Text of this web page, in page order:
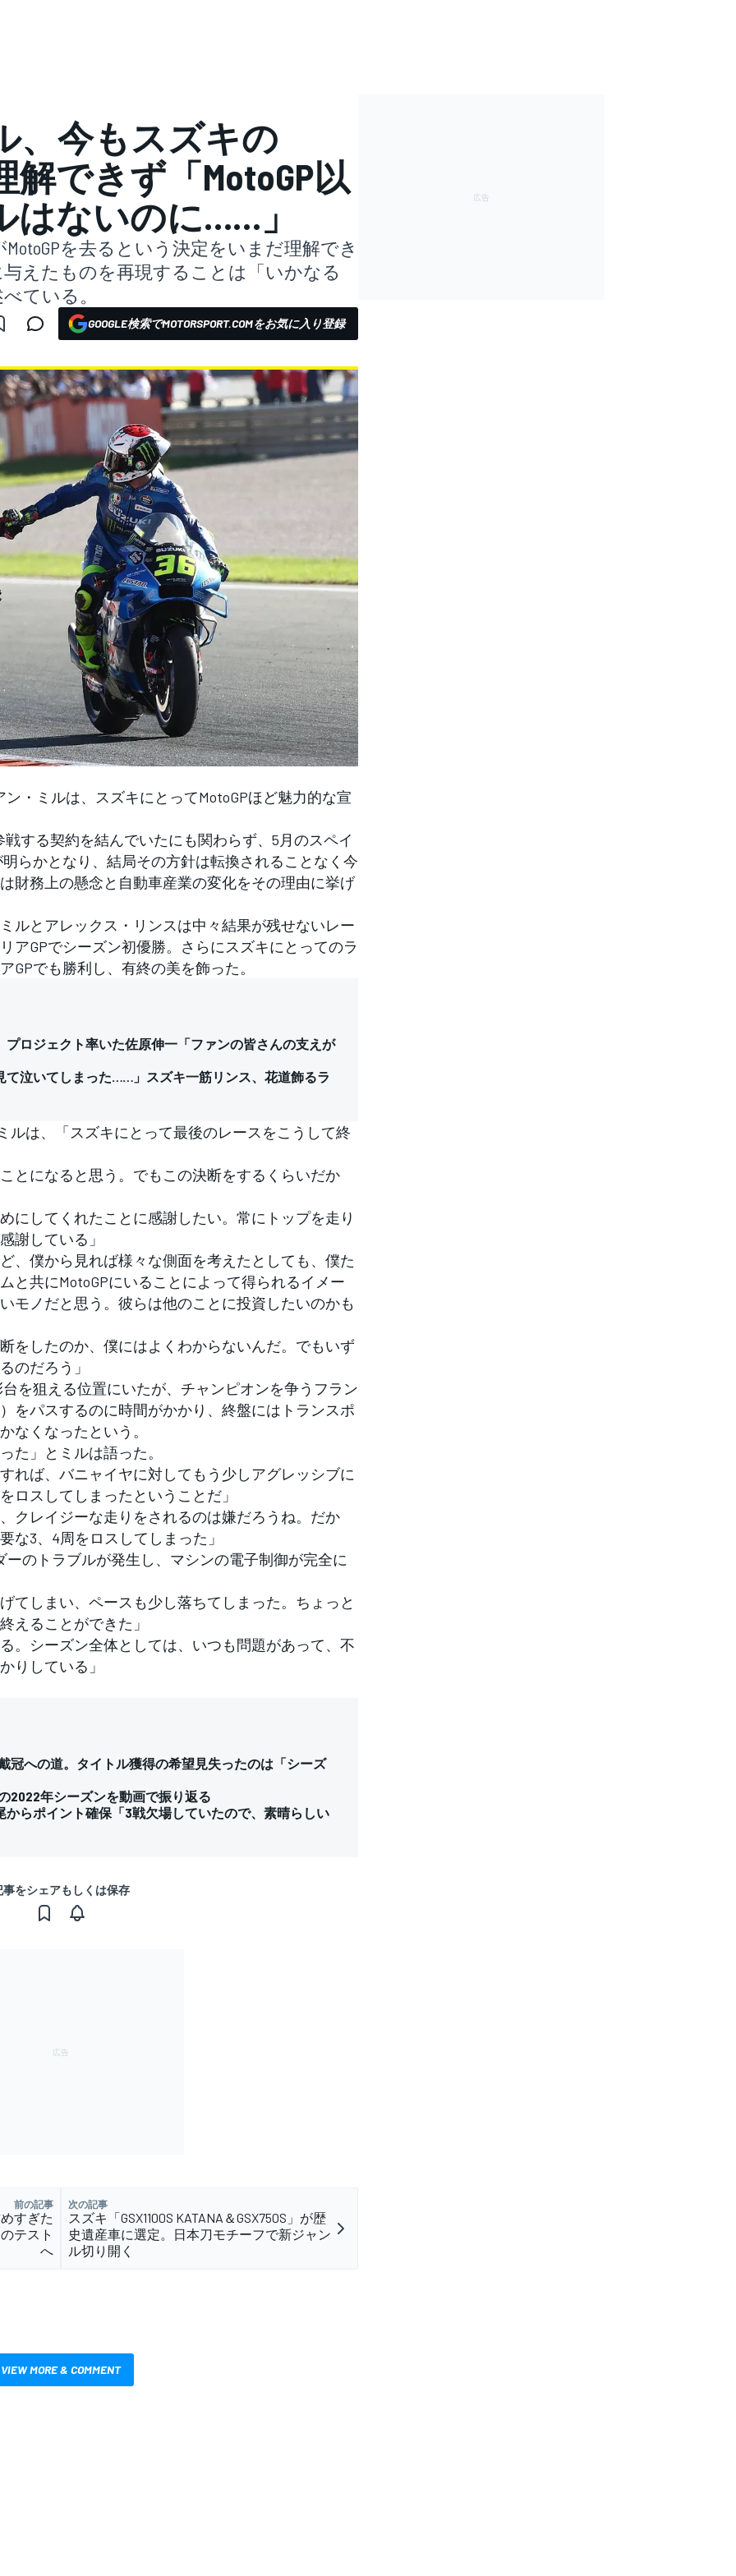
、今もスズキの
解できず「MotoGP以
はないのに……」
を去るという決定をいまだ理解でき
与えたものを再現することは「いかなる
ている。
GOOGLE検索でMOTORSPORT.COMをお気に入り登録
・ミルは、スズキにとってMotoGPほど魅力的な宣
する契約を結んでいたにも関わらず、5月のスペイ
らかとなり、結局その方針は転換されることなく今
財務上の懸念と自動車産業の変化をその理由に挙げ
とアレックス・リンスは中々結果が残せないレー
アGPでシーズン初優勝。さらにスズキにとってのラ
でも勝利し、有終の美を飾った。
ロジェクト率いた佐原伸一「ファンの皆さんの支えが
て泣いてしまった……」スズキ一筋リンス、花道飾るラ
は、「スズキにとって最後のレースをこうして終
とになると思う。でもこの決断をするくらいだか
にしてくれたことに感謝したい。常にトップを走り
謝している」
、僕から見れば様々な側面を考えたとしても、僕た
と共にMotoGPにいることによって得られるイメー
モノだと思う。彼らは他のことに投資したいのかも
をしたのか、僕にはよくわからないんだ。でもいず
のだろう」
を狙える位置にいたが、チャンピオンを争うフラン
をパスするのに時間がかかり、終盤にはトランスポ
なくなったという。
た」とミルは語った。
れば、バニャイヤに対してもう少しアグレッシブに
ロスしてしまったということだ」
クレイジーな走りをされるのは嫌だろうね。だか
な3、4周をロスしてしまった」
のトラブルが発生し、マシンの電子制御が完全に
てしまい、ペースも少し落ちてしまった。ちょっと
えることができた」
。シーズン全体としては、いつも問題があって、不
りしている」
冠への道。タイトル獲得の希望見失ったのは「シーズ
2022年シーズンを動画で振り返る
らポイント確保「3戦欠場していたので、素晴らしい
事をシェアもしくは保存
前の記事
すぎた
テスト
へ
次の記事
スズキ「GSX1100S KATANA＆GSX750S」が歴
史遺産車に選定。日本刀モチーフで新ジャン
ル切り開く
VIEW MORE & COMMENT